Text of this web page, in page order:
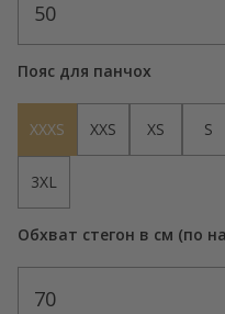
50
Пояс для панчох
XXXS XXS XS S
3XL
Обхват стегон в см (по
70